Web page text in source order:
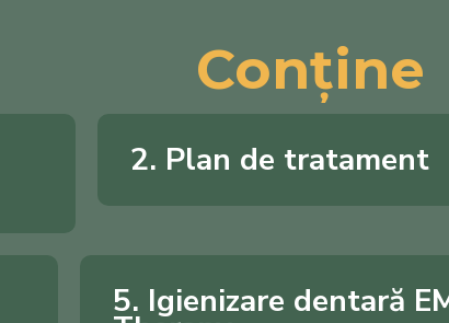
Conține
2. Plan de tratament
5. Igienizare dentară